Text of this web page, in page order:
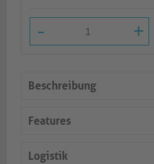
- +
Beschreibung
Features
Logistik